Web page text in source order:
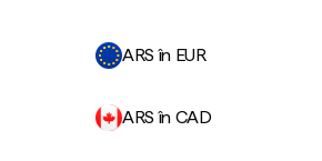
ARS în EUR
ARS în CAD